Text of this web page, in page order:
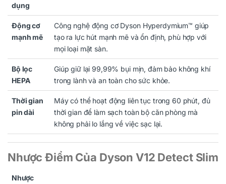
dụng
Động cơ
mạnh mẽ
Công nghệ động cơ Dyson Hyperdymium™ giúp
tạo ra lực hút mạnh mẽ và ổn định, phù hợp với
mọi loại mặt sàn.
Bộ lọc
HEPA
Giúp giữ lại 99,99% bụi mịn, đảm bảo không khí
trong lành và an toàn cho sức khỏe.
Thời gian
pin dài
Máy có thể hoạt động liên tục trong 60 phút, đủ
thời gian để làm sạch toàn bộ căn phòng mà
không phải lo lắng về việc sạc lại.
Nhược Điểm Của Dyson V12 Detect Slim
Nhược